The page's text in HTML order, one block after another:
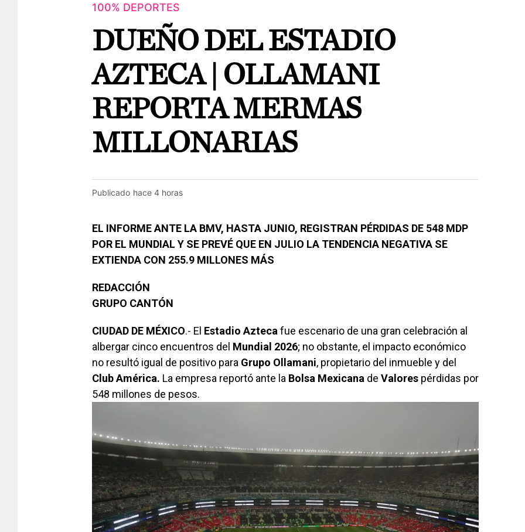
100% DEPORTES
DUEÑO DEL ESTADIO
AZTECA | OLLAMANI
REPORTA MERMAS
MILLONARIAS
Publicado hace 4 horas
EL INFORME ANTE LA BMV, HASTA JUNIO, REGISTRAN PÉRDIDAS DE 548 MDP
POR EL MUNDIAL Y SE PREVÉ QUE EN JULIO LA TENDENCIA NEGATIVA SE
EXTIENDA CON 255.9 MILLONES MÁS
REDACCIÓN
GRUPO CANTÓN
CIUDAD DE MÉXICO.- El Estadio Azteca fue escenario de una gran celebración al
albergar cinco encuentros del Mundial 2026; no obstante, el impacto económico
no resultó igual de positivo para Grupo Ollamani, propietario del inmueble y del
Club América. La empresa reportó ante la Bolsa Mexicana de Valores pérdidas por
548 millones de pesos.